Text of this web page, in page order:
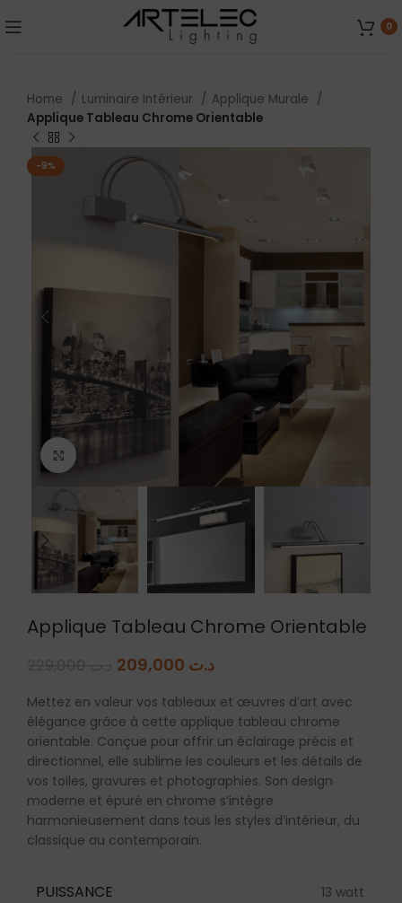
0
Home Luminaire Intérieur
Applique Murale
Applique Tableau Chrome Orientable
-9%
Applique Tableau Chrome Orientable
د.ت
Mettez en valeur vos tableaux et œuvres d’art avec
élégance grâce à cette applique tableau chrome
orientable. Conçue pour offrir un éclairage précis et
directionnel, elle sublime les couleurs et les détails de
vos toiles, gravures et photographies. Son design
moderne et épuré en chrome s’intègre
harmonieusement dans tous les styles d’intérieur, du
classique au contemporain.
PUISSANCE 13 watt